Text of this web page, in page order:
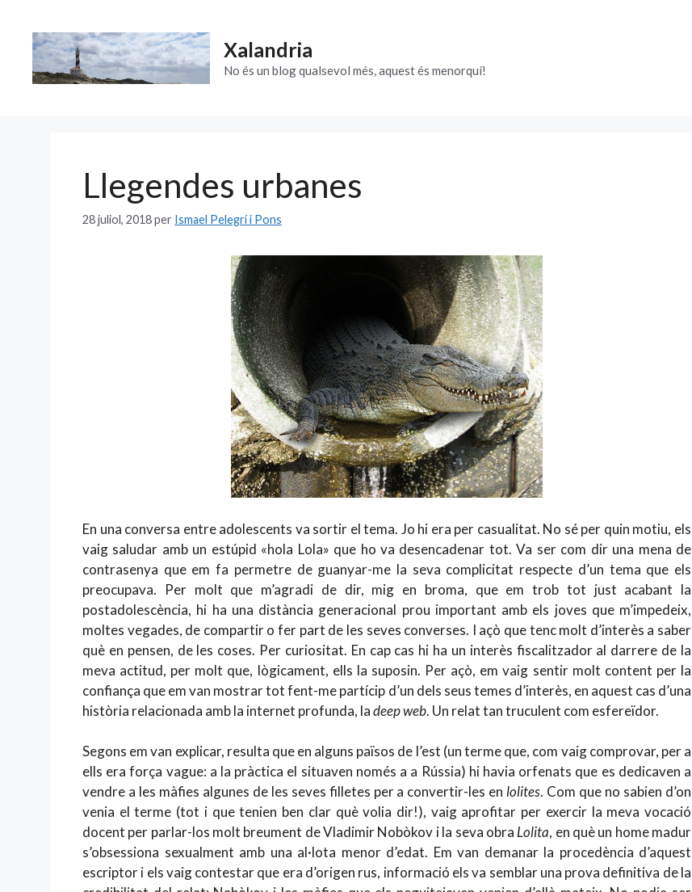
contingut
Xalandria
No és un blog qualsevol més, aquest és menorquí!
Llegendes urbanes
28 juliol, 2018per Ismael Pelegrí i Pons
En una conversa entre adolescents va sortir el tema. Jo hi era per casualitat. No sé per quin motiu, els
vaig saludar amb un estúpid «hola Lola» que ho va desencadenar tot. Va ser com dir una mena de
contrasenya que em fa permetre de guanyar-me la seva complicitat respecte d’un tema que els
preocupava. Per molt que m’agradi de dir, mig en broma, que em trob tot just acabant la
postadolescència, hi ha una distància generacional prou important amb els joves que m’impedeix,
moltes vegades, de compartir o fer part de les seves converses. I açò que tenc molt d’interès a saber
què en pensen, de les coses. Per curiositat. En cap cas hi ha un interès fiscalitzador al darrere de la
meva actitud, per molt que, lògicament, ells la suposin. Per açò, em vaig sentir molt content per la
confiança que em van mostrar tot fent-me partícip d’un dels seus temes d’interès, en aquest cas d’una
història relacionada amb la internet profunda, ladeep web. Un relat tan truculent com esfereïdor.
Segons em van explicar, resulta que en alguns països de l’est (un terme que, com vaig comprovar, per a
ells era força vague: a la pràctica el situaven només a a Rússia) hi havia orfenats que es dedicaven a
vendre a les màfies algunes de les seves filletes per a convertir-les enlolites. Com que no sabien d’on
venia el terme (tot i que tenien ben clar què volia dir!), vaig aprofitar per exercir la meva vocació
docent per parlar-los molt breument de Vladimir Nobòkov i la seva obraLolita, en què un home madur
s’obsessiona sexualment amb una al·lota menor d’edat. Em van demanar la procedència d’aquest
escriptor i els vaig contestar que era d’origen rus, informació els va semblar una prova definitiva de la